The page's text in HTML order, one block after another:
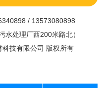
/ 13573080898
水处理厂西200米路北）
技有限公司 版权所有